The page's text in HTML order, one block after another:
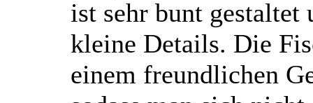
ist sehr bunt gestaltet
kleine Details. Die
einem freundlichen